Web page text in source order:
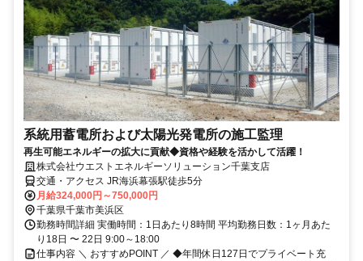
系統用蓄電所および太陽光発電所の施工監理
再生可能エネルギーの拡大に貢献◆資格や経験を活かして活躍！
株式会社ウエストエネルギーソリューション千葉支店
交通・アクセス JR海浜幕張駅徒歩5分
月給324,000円～750,000円
千葉県千葉市美浜区
勤務時間詳細 実働時間：1日あたり8時間 平均勤務日数：1ヶ月あた
り18日 〜 22日 9:00～18:00
仕事内容 ＼ おすすめPOINT ／ ◆年間休日127日でプライベート充